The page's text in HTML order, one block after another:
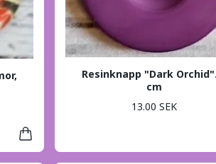
Resinknapp "Dark
cm
13.00 SEK